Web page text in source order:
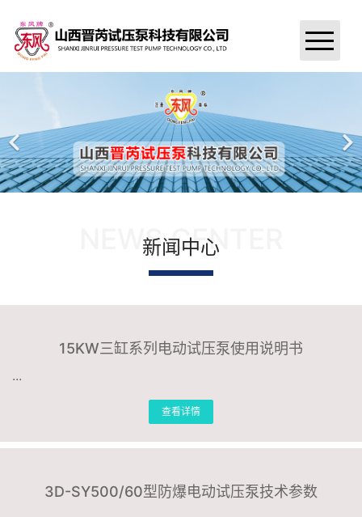
关于我们
新闻中心
联系我们
NEWS CENTER
新闻中心
15KW三缸系列电动试压泵使用说明书
...
查看详情
3D-SY500/60型防爆电动试压泵技术参数